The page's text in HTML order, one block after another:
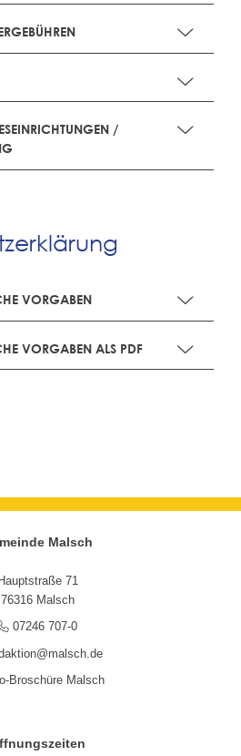
/
VORGABEN
VORGABEN ALS PDF
Malsch
Hauptstraße 71
76316 Malsch
07246 707-0
Broschüre Malsch